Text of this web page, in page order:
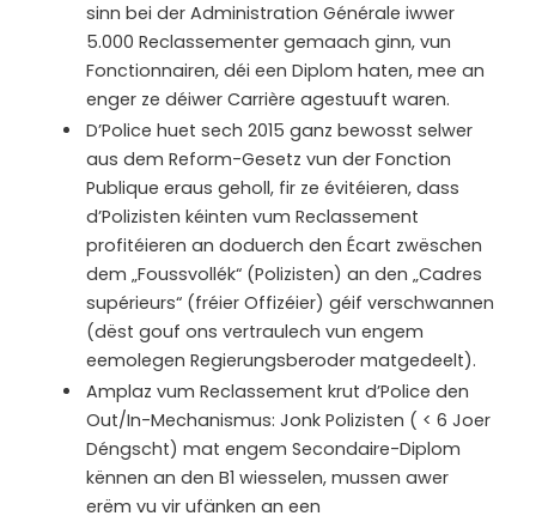
sinn bei der Administration Générale iwwer
5.000 Reclassementer gemaach ginn, vun
Fonctionnairen, déi een Diplom haten, mee an
enger ze déiwer Carrière agestuuft waren.
D’Police huet sech 2015 ganz bewosst selwer
aus dem Reform-Gesetz vun der Fonction
Publique eraus geholl, fir ze évitéieren, dass
d’Polizisten kéinten vum Reclassement
profitéieren an doduerch den Écart zwëschen
dem „Foussvollék“ (Polizisten) an den „Cadres
supérieurs“ (fréier Offizéier) géif verschwannen
(dëst gouf ons vertraulech vun engem
eemolegen Regierungsberoder matgedeelt).
Amplaz vum Reclassement krut d’Police den
Out/In-Mechanismus: Jonk Polizisten ( < 6 Joer
Déngscht) mat engem Secondaire-Diplom
kënnen an den B1 wiesselen, mussen awer
erëm vu vir ufänken an een